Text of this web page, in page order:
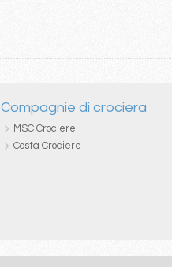
Compagnie di crociera
MSC Crociere
Costa Crociere